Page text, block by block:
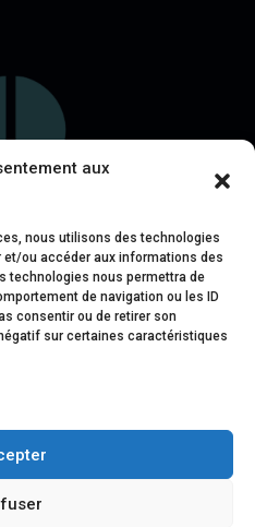
aux
nous utilisons des technologies
ou accéder aux informations des
technologies nous permettra de
de navigation ou les ID
consentir ou de retirer son
sur certaines caractéristiques